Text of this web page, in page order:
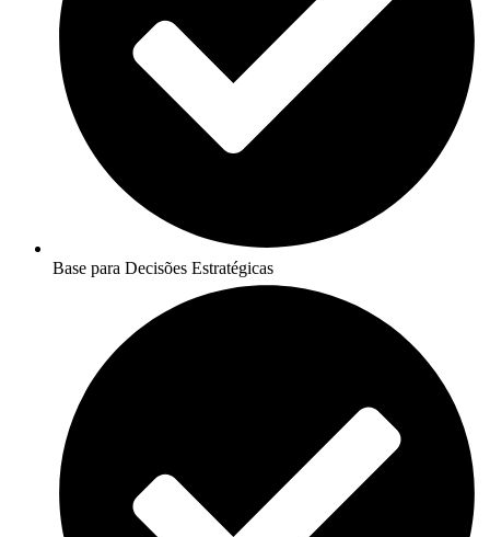
Base para Decisões Estratégicas